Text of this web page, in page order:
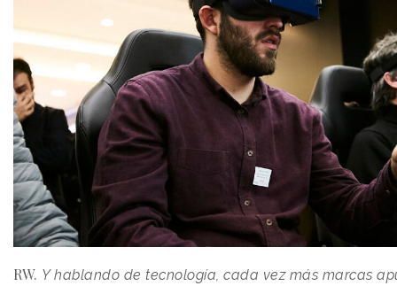
RW. Y hablando de tecnología, cada vez más marcas